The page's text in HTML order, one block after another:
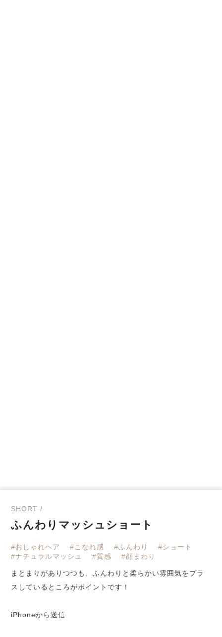
SHORT /
ふんわりマッシュショート
#おしゃれヘア #こなれ感 #ふんわり
#ショート
#ナチュラルマッシュ
#質感 #顔まわり
まとまりがありつつも、ふんわりと柔らかい雰囲気をプラ
スしているところがポイントです！
iPhoneから送信